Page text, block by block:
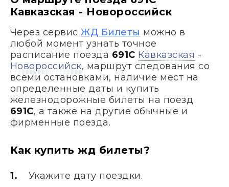
Кавказская - Новороссийск
Через сервисЖД Билеты можно в
любой момент узнать точное
расписание поезда 691С Кавказская -
Новороссийск, маршрут следования со
всеми остановками, наличие мест на
определенные даты и купить
железнодорожные билеты на поезд
691С, а также на другие обычные и
фирменные поезда.
Как купить жд билеты?
Укажите дату поездки.